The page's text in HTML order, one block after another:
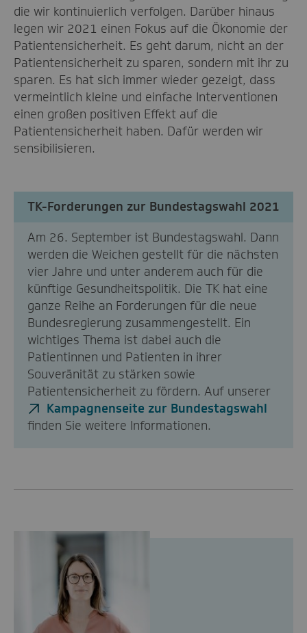
die wir kontinuierlich verfolgen. Darüber hinaus
legen wir 2021 einen Fokus auf die Ökonomie der
Patientensicherheit. Es geht darum, nicht an der
Patientensicherheit zu sparen, sondern mit ihr zu
sparen. Es hat sich immer wieder gezeigt, dass
vermeintlich kleine und einfache Interventionen
einen großen positiven Effekt auf die
Patientensicherheit haben. Dafür werden wir
sensibilisieren.
TK-Forderungen zur Bundestagswahl 2021
Am 26. September ist Bundestagswahl. Dann
werden die Weichen gestellt für die nächsten
vier Jahre und unter anderem auch für die
künftige Gesundheitspolitik. Die TK hat eine
ganze Reihe an Forderungen für die neue
Bundesregierung zusammengestellt. Ein
wichtiges Thema ist dabei auch die
Patientinnen und Patienten in ihrer
Souveränität zu stärken sowie
Patientensicherheit zu fördern. Auf unserer
Kampagnenseite zur Bundestagswahl
finden Sie weitere Informationen.